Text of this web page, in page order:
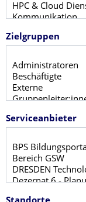
Zielgruppen
Serviceanbieter